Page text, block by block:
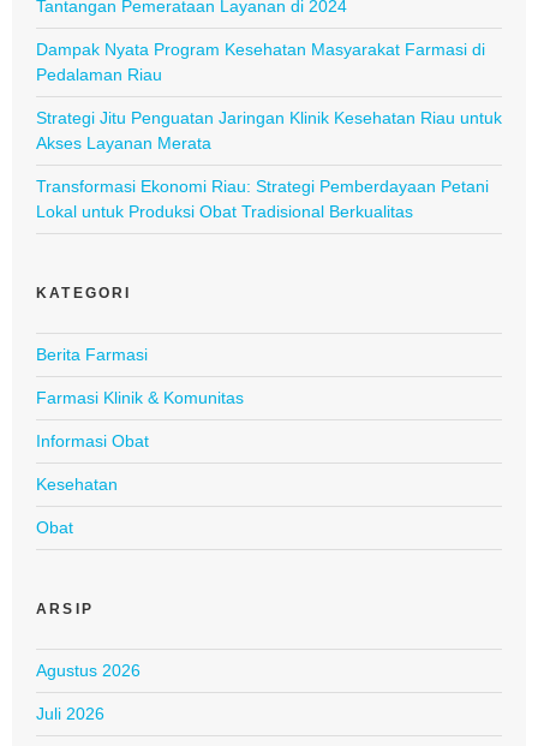
Tantangan Pemerataan Layanan di 2024
Dampak Nyata Program Kesehatan Masyarakat Farmasi di
Pedalaman Riau
Strategi Jitu Penguatan Jaringan Klinik Kesehatan Riau untuk
Akses Layanan Merata
Transformasi Ekonomi Riau: Strategi Pemberdayaan Petani
Lokal untuk Produksi Obat Tradisional Berkualitas
KATEGORI
Berita Farmasi
Farmasi Klinik & Komunitas
Informasi Obat
Kesehatan
Obat
ARSIP
Agustus 2026
Juli 2026